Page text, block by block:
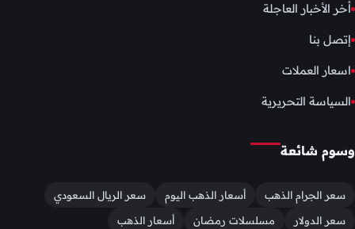
أخر الأخبار العاجلة
إتصل بنا
اسعار العملات
السياسة التحريرية
وسوم شائعة
سعر الجرام الذهب أسعار الذهب اليوم
سعر الريال السعودي
سعر الدولار
مسلسلات رمضان
أسعار الذهب